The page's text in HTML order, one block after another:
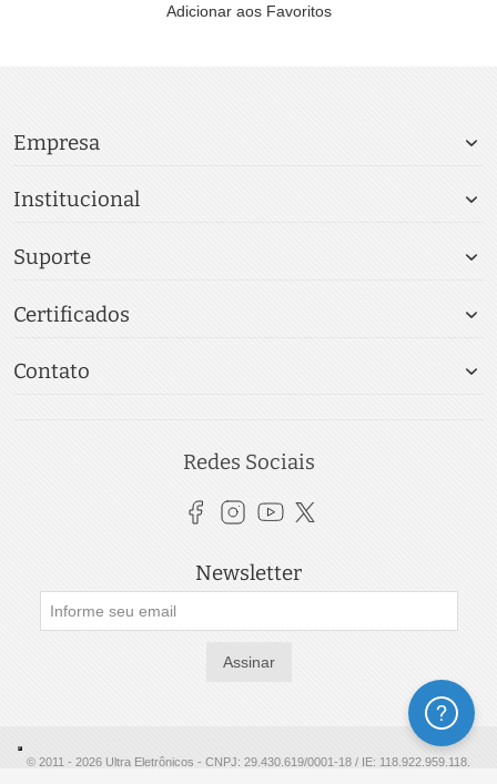
Adicionar aos Favoritos
Empresa
Institucional
Suporte
Certificados
Contato
Redes Sociais
Newsletter
Assinar
© 2011 - 2026 Ultra Eletrônicos - CNPJ: 29.430.619/0001-18 / IE: 118.922.959.118.
Ajuda